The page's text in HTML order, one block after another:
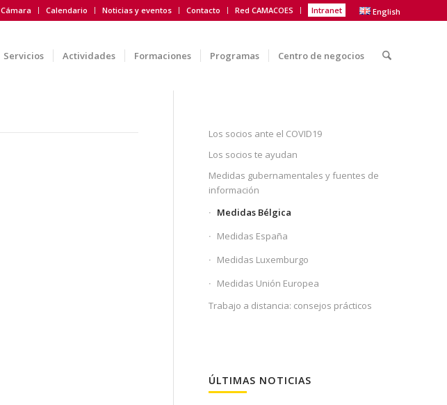
Cámara Calendario Noticias y eventos Contacto Red CAMACOES Intranet English
Servicios Actividades Formaciones Programas Centro de negocios
Los socios ante el COVID19
Los socios te ayudan
Medidas gubernamentales y fuentes de
información
Medidas Bélgica
Medidas España
Medidas Luxemburgo
Medidas Unión Europea
Trabajo a distancia: consejos prácticos
ÚLTIMAS NOTICIAS